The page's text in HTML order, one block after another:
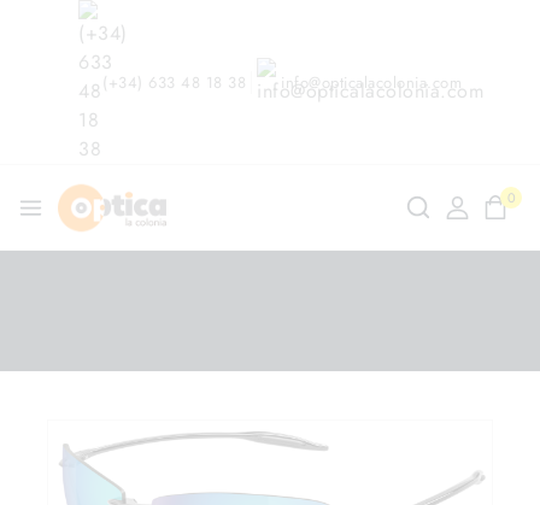
(+34) 633 48 18 38 info@opticalacolonia.com
0